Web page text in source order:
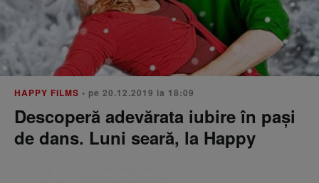
HAPPY FILMS • pe 20.12.2019 la 18:09
Descoperă adevărata iubire în pași
de dans. Luni seară, la Happy